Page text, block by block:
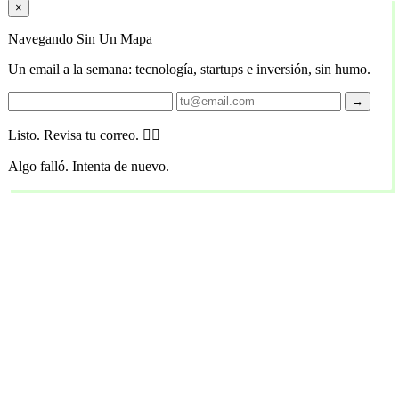
×
Navegando Sin Un Mapa
Un email a la semana: tecnología, startups e inversión, sin humo.
→
Listo. Revisa tu correo. 🏴‍☠️
Algo falló. Intenta de nuevo.